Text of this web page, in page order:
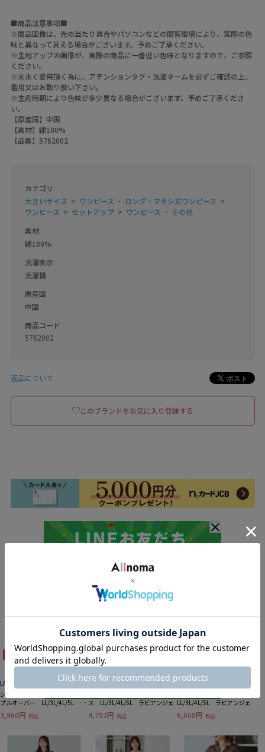
■商品注意事項■
※商品画像は、光の当たり具合やパソコンなどの閲覧環境により、実際の色
味と異なって見える場合がございます。予めご了承ください。
※生地アップの画像が、実際の商品に一番近い色味となりますので、ご参照
ください。
※末永く愛用頂く為に、アテンションタグ・洗濯ネームを必ずご確認の上、
着用又はお取り扱い下さい。
※生産時期により色味が多少異なる場合がございます。予めご了承くださ
い。
【原産国】中国
【素材】綿100%
【品番】5762002
カテゴリ
大きいサイズ
ワンピース ・ ロング・マキシ丈ワンピース
ワンピース
セットアップ
ワンピース ・ その他
素材
綿100%
洗濯表示
洗濯機
原産国
中国
商品コード
5762002
返品について
このブランドをお気に入り登録する
LAVEANGE
シャツレイヤード風ドッキング
プルオーバー LL/3L/4L/5L ラ
ビアンジェ
3,960円 税込
40%OFF
LAVEANGE
ス LL/3L/4L/5L ラビアンジェ
4,752円 税込
LAVEANGE
LL/3L/4L/5L ラビアンジェ
6,600円 税込